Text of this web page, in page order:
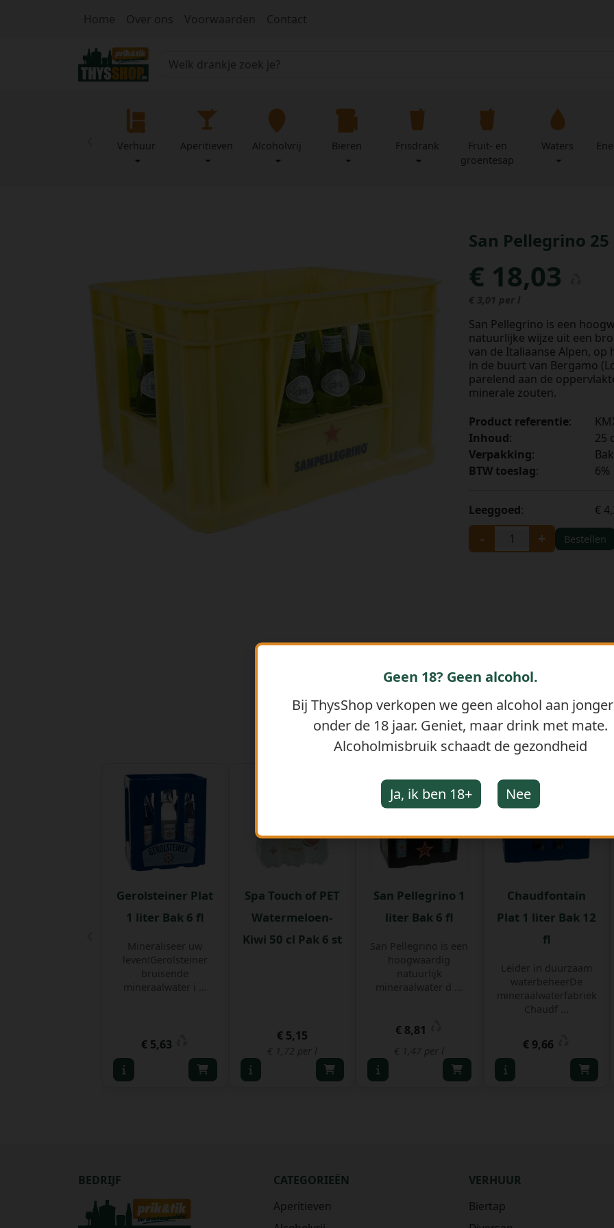
Home Over ons Voorwaarden Contact
Verhuur Aperitieven Alcoholvrij Bieren Frisdrank
Fruit- en
groentesap
Waters
San Pellegrino
€ 18,03
€ 3,01 per l
San Pellegrino is een
natuurlijke wijze uit een
van de Italiaanse Alpen, op
in de buurt van Bergamo
parelend aan de
minerale zouten.
Product referentie:
Inhoud:
25
Verpakking:
BTW toeslag: 6%
Leeggoed: €
- + Bestellen
GERELATEERDE PRODUCTEN
Gerolsteiner Plat
1 liter Bak 6 fl
Mineraliseer uw
leven!Gerolsteiner
bruisende
mineraalwater i ...
€ 5,63
Spa Touch of PET
Watermeloen-
Kiwi 50 cl Pak 6 st
€ 5,15
€ 1,72 per l
San Pellegrino 1
liter Bak 6 fl
San Pellegrino is een
hoogwaardig
natuurlijk
mineraalwater d ...
€ 8,81
€ 1,47 per l
Chaudfontain
Plat 1 liter Bak 12
fl
Leider in duurzaam
waterbeheerDe
mineraalwaterfabriek
Chaudf ...
€ 9,66
BEDRIJF
CATEGORIEËN
Aperitieven
VERHUUR
Biertap
Geen 18? Geen alcohol.
Bij ThysShop verkopen we geen alcohol aan
onder de 18 jaar. Geniet, maar drink met mate.
Alcoholmisbruik schaadt de gezondheid
Ja, ik ben 18+ Nee